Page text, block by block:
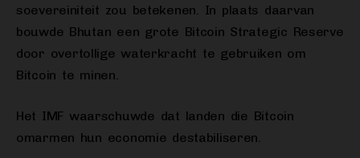
soevereiniteit zou betekenen. In plaats daarvan
bouwde Bhutan een grote Bitcoin Strategic Reserve
door overtollige waterkracht te gebruiken om
Bitcoin te minen.
Het IMF waarschuwde dat landen die Bitcoin
omarmen hun economie destabiliseren.